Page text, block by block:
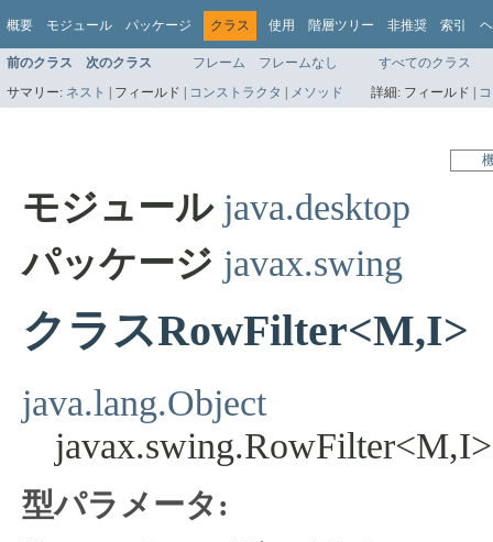
概要 モジュール パッケージ クラス 使用 階層ツリー 非推奨 索引
前のクラス 次のクラス フレーム フレームなし
すべてのクラス
サマリー: ネスト | フィールド | コンストラクタ | メソッド 詳細: フィールド |
モジュール java.desktop
パッケージ javax.swing
クラスRowFilter<M,I>
java.lang.Object
javax.swing.RowFilter<M,I>
型パラメータ: